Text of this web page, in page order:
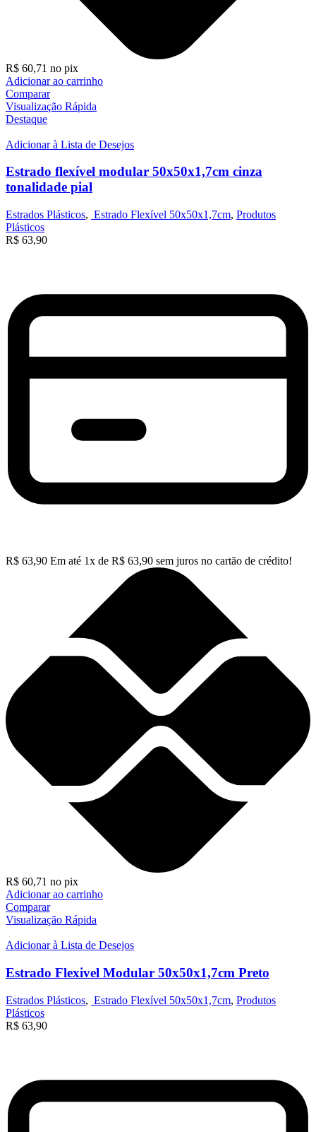
R$ 60,71 no pix
Adicionar ao carrinho
Comparar
Visualização Rápida
Destaque
Adicionar à Lista de Desejos
Estrado flexível modular 50x50x1,7cm cinza
tonalidade pial
Estrados Plásticos, Estrado Flexível 50x50x1,7cm, Produtos
Plásticos
R$ 63,90
R$ 63,90 Em até 1x de R$ 63,90 sem juros no cartão de crédito!
R$ 60,71 no pix
Adicionar ao carrinho
Comparar
Visualização Rápida
Adicionar à Lista de Desejos
Estrado Flexivel Modular 50x50x1,7cm Preto
Estrados Plásticos, Estrado Flexível 50x50x1,7cm, Produtos
Plásticos
R$ 63,90